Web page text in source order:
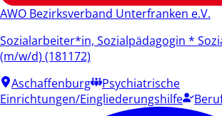
AWO Bezirksverband Unterfranken e.V.
Sozialarbeiter*in, Sozialpädagogin *
(m/w/d) (181172)
Aschaffenburg
Psychiatrische
Einrichtungen/Eingliederungshilfe